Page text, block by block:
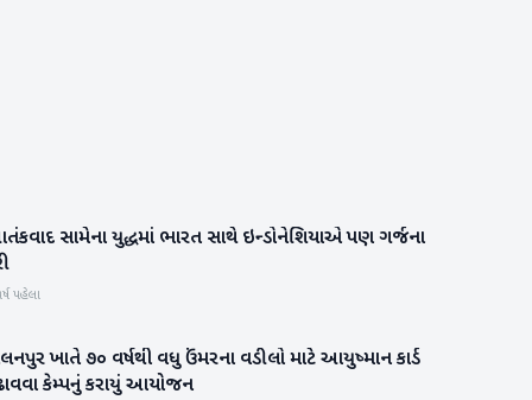
રાષ્ટ્રીય
સામેના યુદ્ધમાં ભારત સાથે ઇન્ડોનેશિયાએ પણ ગર્જના
પહેલા
બનાસકાંઠાખાતે ૭૦ વર્ષથી વધુ ઉંમરના વડીલો માટે આયુષ્માન કાર્ડ
કેમ્પનું કરાયું આયોજન